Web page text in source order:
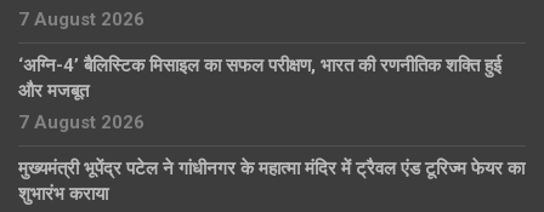
7 August 2026
‘अग्नि-4’ बैलिस्टिक मिसाइल का सफल परीक्षण, भारत की रणनीतिक शक्ति हुई
और मजबूत
7 August 2026
मुख्यमंत्री भूपेंद्र पटेल ने गांधीनगर के महात्मा मंदिर में ट्रैवल एंड टूरिज्म फेयर का
शुभारंभ कराया